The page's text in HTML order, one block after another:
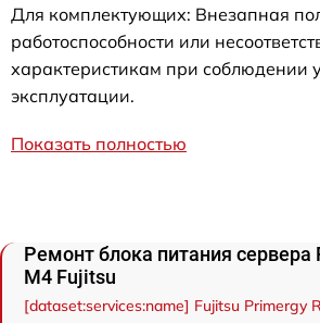
Для комплектующих: Внезапная
работоспособности или
характеристикам при соблюдении
эксплуатации.
Показать полностью
Ремонт блока питания сервера
M4 Fujitsu
[dataset:services:name] Fujitsu Primergy